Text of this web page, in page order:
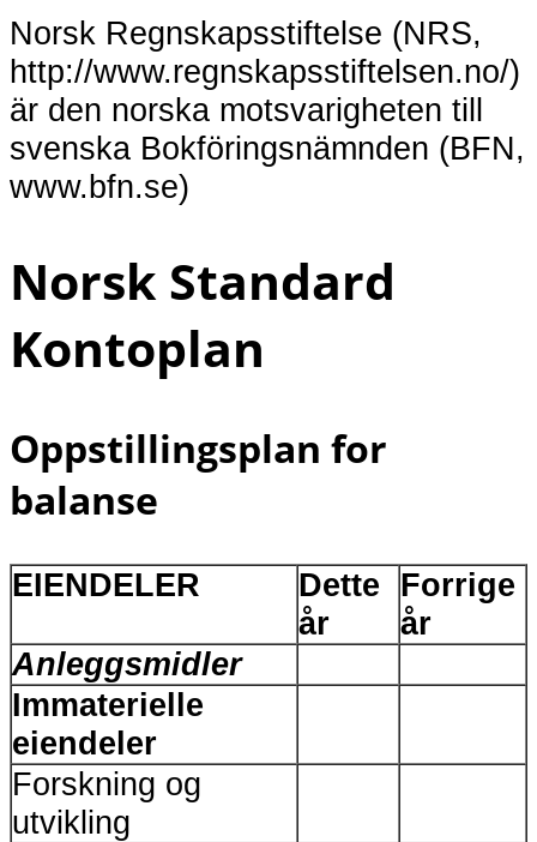
Norsk Regnskapsstiftelse (NRS,
http://www.regnskapsstiftelsen.no/)
är den norska motsvarigheten till
svenska Bokföringsnämnden (BFN,
www.bfn.se)
Norsk Standard
Kontoplan
Oppstillingsplan for
balanse
EIENDELER
Dette
år
Forrige
år
Anleggsmidler
Immaterielle
eiendeler
Forskning og
utvikling